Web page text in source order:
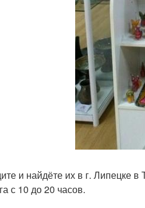
и найдёте их в г. Липецке
с 10 до 20 часов.